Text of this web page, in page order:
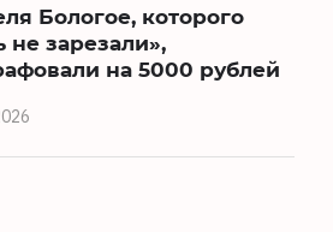
Бологое, которого
не зарезали»,
на 5000 рублей